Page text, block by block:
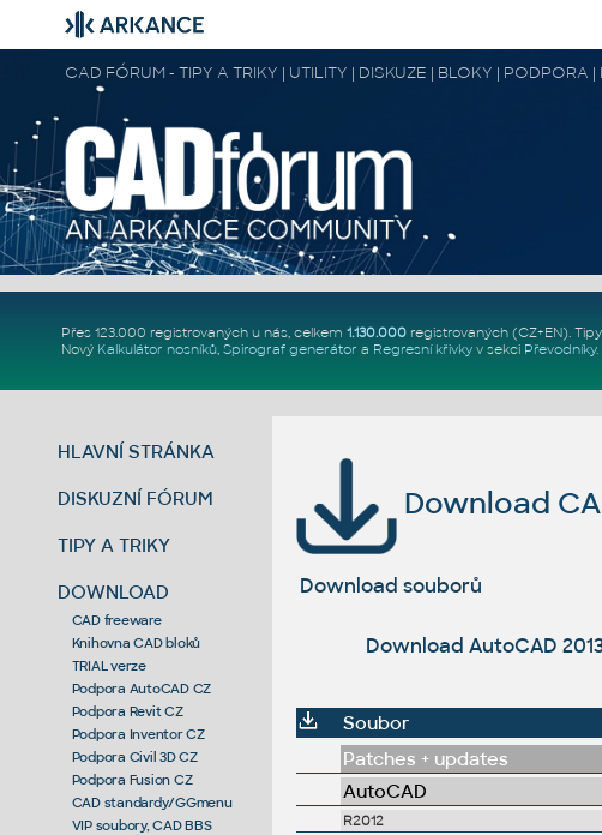
CAD FÓRUM - TIPY A TRIKY | UTILITY | DISKUZE | BLOKY | PODPORA
Přes 123.000 registrovaných u nás, celkem 1.130.000registrovaných (CZ+EN).
Nový Kalkulátor nosníků, Spirograf generátor a Regresní křivkyv sekci Převodníky.
HLAVNÍ STRÁNKA
DISKUZNÍ FÓRUM
TIPY A TRIKY
DOWNLOAD
CAD freeware
Knihovna CAD bloků
TRIAL verze
Podpora AutoCAD CZ
Podpora Revit CZ
Podpora Inventor CZ
Podpora Civil 3D CZ
Podpora Fusion CZ
CAD standardy/GGmenu
VIP soubory, CAD BBS
Download
Download souborů
Download AutoCAD
Soubor
Patches + updates
AutoCAD
R2012